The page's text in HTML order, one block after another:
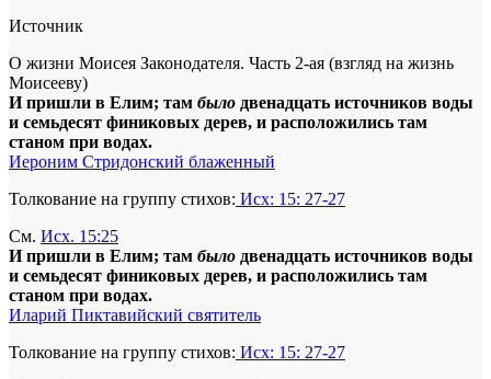
Источник
О жизни Моисея Законодателя. Часть 2-ая (взгляд на жизнь
Моисееву)
И пришли в Елим; там было двенадцать источников воды
и семьдесят финиковых дерев, и расположились там
станом при водах.
Иероним Стридонский блаженный
Толкование на группу стихов: Исх: 15: 27-27
См. Исх. 15:25
И пришли в Елим; там было двенадцать источников воды
и семьдесят финиковых дерев, и расположились там
станом при водах.
Иларий Пиктавийский святитель
Толкование на группу стихов: Исх: 15: 27-27